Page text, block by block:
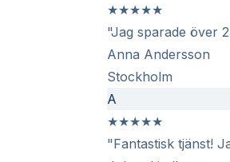
★★★★★
"Jag sparade över
Anna Andersson
Stockholm
A
★★★★★
"Fantastisk tjänst!